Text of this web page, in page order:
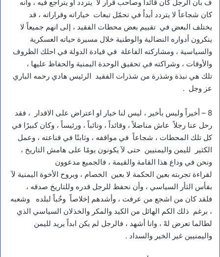
ف بأن الرجل كان قأئداً وصاحب قرار لا يتردد او يتراجع فيه ، وأنه
كان شجاعاً لا يتردد أبداُ في تحمّل تبعات خياراته وقراراته ، قد
يختلف البعض في تقييم بعض محطات الفقيد ، إلى انهم جميعاً لا
ينكرون أدواره النضالية والوطنية خلال مسيرة حياته العسكرية
والسياسية ، ومشاركته الفاعلة في قيادة الدولة في احلك الظروف
والأوقات ، وشراكته في تحقيق الوحدة اليمنية والحفاظ عليها ،
تلك هي نبذة وشذرة من شذرات الفقيد الرئيس هادي رحمه الباري
عز وجل .
8 – أخيراً وليس بأخير ، ليس لنا خيار او اعتراض على الاقدار ، فقد
رحل عنا رجلاً عاش مناضلاً ، وقائداً ، ونائباً ، ورئيساً ، وكان كبيرًا في
كل تلك المحطات ، شجاعاً في مواقفه ، وثابتًا في قناعته ، وعمل
الكثير لليمن واليمنيين حتى لآ يكونون يومًا على هامش التاريخ ،
ونحن في وداع هذا القامة والقيمة ، فالجميع مدعوون
لقراءة تجربته بعين الحكمة لا بعين الخصام ، وبروح الأخوة اليمنية لآ
بفأس الثأر السياسي ، وأن نحفظ للرجل قدره وللتاريخ صدقه ،
فلقد كان من اشجع من عرفت ، وأشدهم إخلاصاً وحٌباً لبلده وشعبه
، برغم ذلك الكم الهائل من الكيد والمكر والخذلان السياسي الذي
لطالما تعرض لهْ ، وانا أشهد ، فالرجل لم يكن ابداً يريد لليمن
واليمنيين غير الخير والسداد .